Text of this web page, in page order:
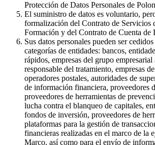
Protección de Datos Personales de
El suministro de datos es voluntario,
formalización del Contrato de Servicios
Formación y del Contrato de Cuenta de
Sus datos personales pueden ser
categorías de entidades: bancos,
rápidos, empresas del grupo empresarial
responsable del tratamiento, empresas
operadores postales, autoridades de
de información financiera, proveedores
proveedores de herramientas de
lucha contra el blanqueo de capitales,
fondos de inversión, proveedores de
plataformas para la gestión de
financieras realizadas en el marco de la
Marco, así como para el envío de